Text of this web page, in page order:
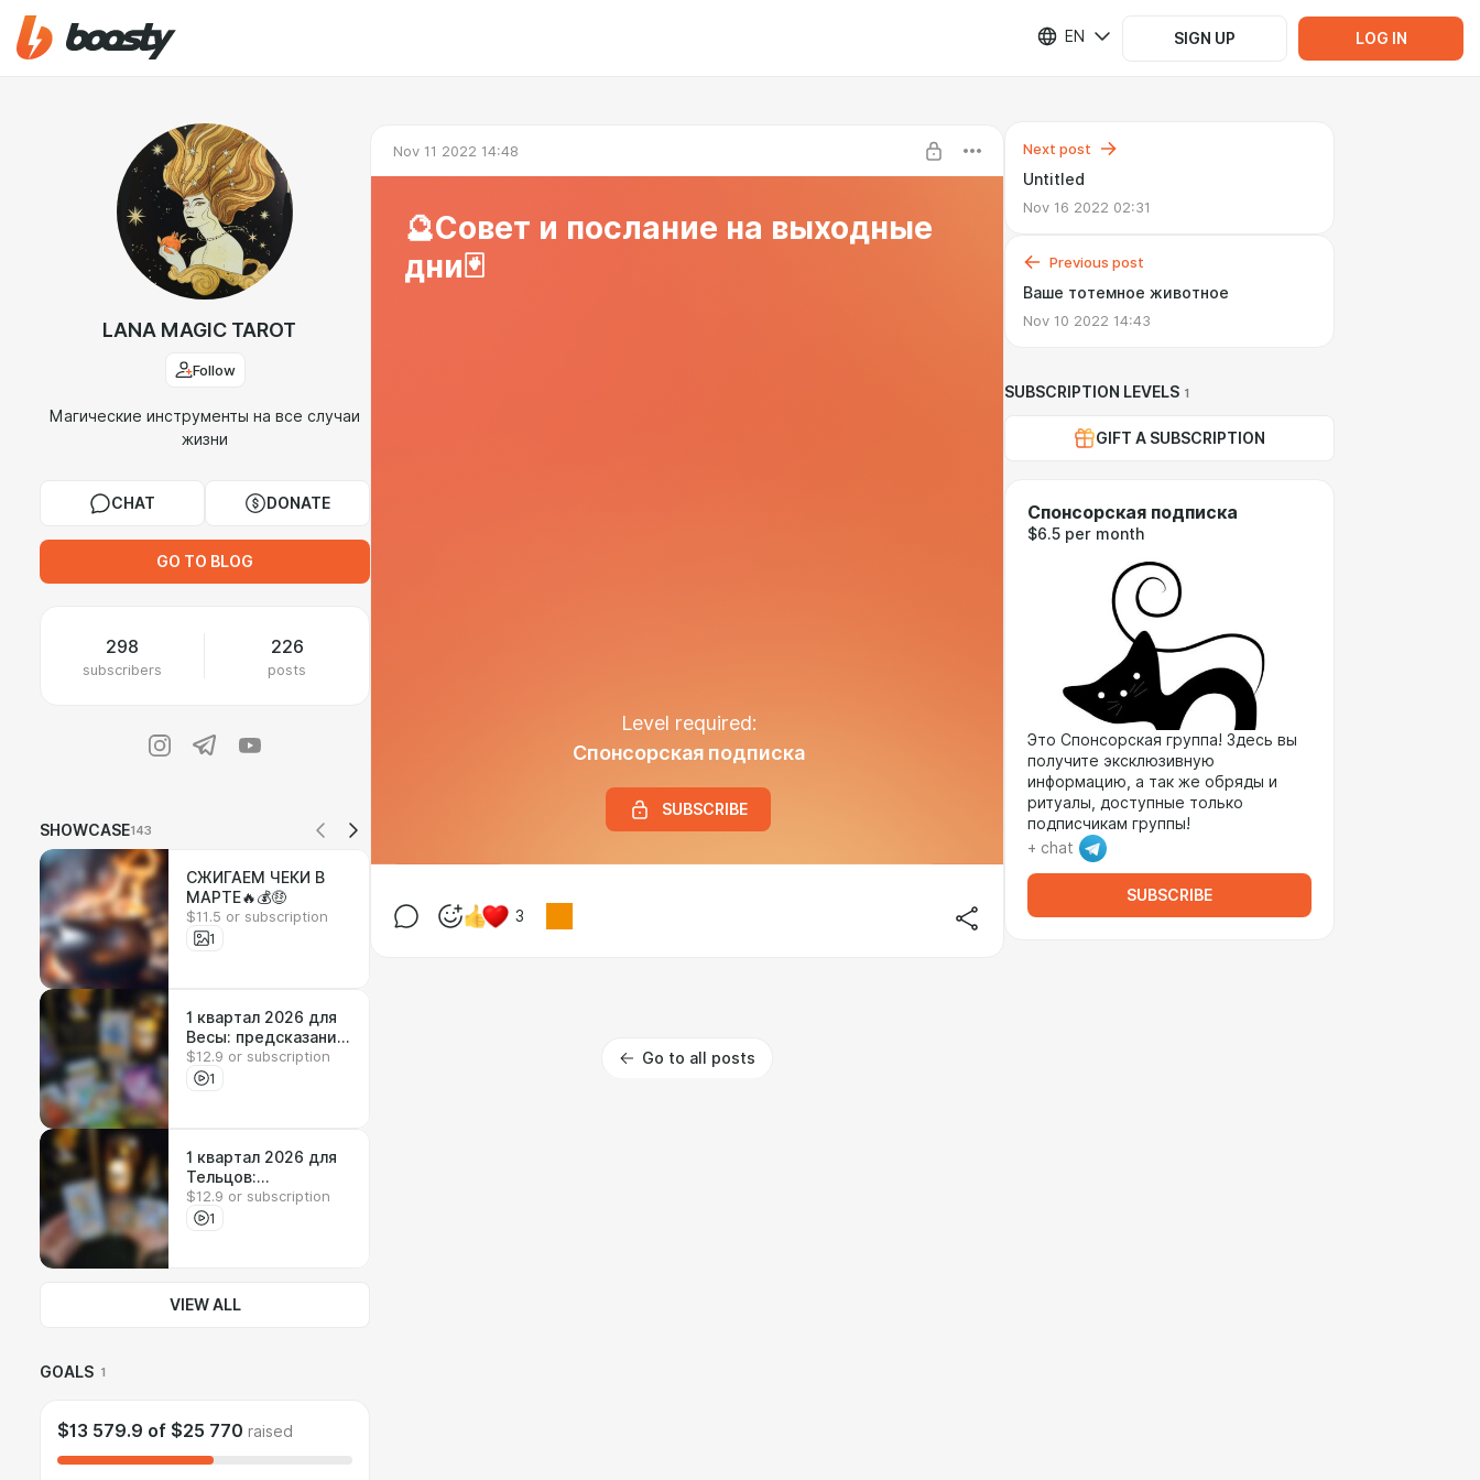
EN SIGN UP LOG IN
LANA MAGIC TAROT
Follow
Магические инструменты на все случаи
жизни
CHAT DONATE
GO TO BLOG
298
subscribers
226
posts
SHOWCASE143
СЖИГАЕМ ЧЕКИ В
МАРТЕ🔥💰🤑
$11.5 or subscription
1
1 квартал 2026 для
Весы: предсказания
и откровения от
Ланы
$12.9 or subscription
1
1 квартал 2026 для
Тельцов:
предсказания и
откровения от Ланы
$12.9 or subscription
1
VIEW ALL
GOALS 1
$13 579.9 of $25 770 raised
Nov 11 2022 14:48
🔮Совет и послание на выходные
дни🃏
Level required:
Спонсорская подписка
SUBSCRIBE
3
Go to all posts
Next post
Untitled
Nov 16 2022 02:31
Previous post
Ваше тотемное животное
Nov 10 2022 14:43
SUBSCRIPTION LEVELS 1
GIFT A SUBSCRIPTION
Спонсорская подписка
$6.5 per month
Это Спонсорская группа! Здесь вы
получите эксклюзивную
информацию, а так же обряды и
ритуалы, доступные только
подписчикам группы!
+ chat
SUBSCRIBE